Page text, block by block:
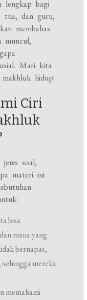
lengkap bagi
tua, dan guru,
membahas
muncul,
Mari kita
hidup!
Ciri
jenis soal,
materi ini
bisa
mana yang
bernapas,
mereka
memahami